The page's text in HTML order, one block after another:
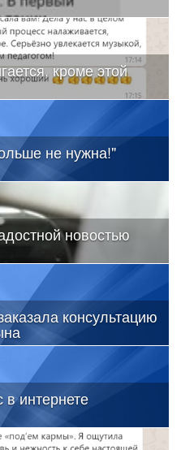
кроме этой
не нужна!"
новостью
консультацию
интернете